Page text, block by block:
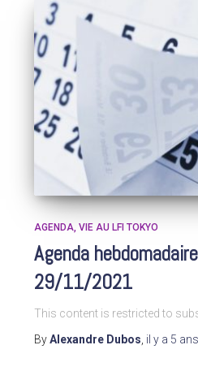
AGENDA VIE AU LFI TOKYO
Agenda
29/11/2021
This content is restricted to
ByAlexandre Dubos il y a 5 ans